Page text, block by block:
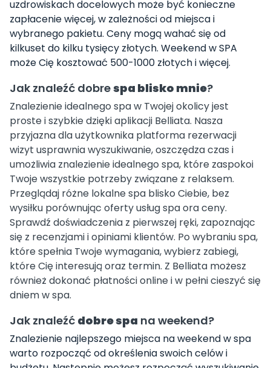
uzdrowiskach docelowych może być konieczne
zapłacenie więcej, w zależności od miejsca i
wybranego pakietu. Ceny mogą wahać się od
kilkuset do kilku tysięcy złotych. Weekend w SPA
może Cię kosztować 500-1000 złotych i więcej.
Jak znaleźć dobrespa blisko mnie?
Znalezienie idealnego spa w Twojej okolicy jest
proste i szybkie dzięki aplikacji Belliata. Nasza
przyjazna dla użytkownika platforma rezerwacji
wizyt usprawnia wyszukiwanie, oszczędza czas i
umożliwia znalezienie idealnego spa, które zaspokoi
Twoje wszystkie potrzeby związane z relaksem.
Przeglądaj różne lokalne spa blisko Ciebie, bez
wysiłku porównując oferty usług spa ora ceny.
Sprawdź doświadczenia z pierwszej ręki, zapoznając
się z recenzjami i opiniami klientów. Po wybraniu spa,
które spełnia Twoje wymagania, wybierz zabiegi,
które Cię interesują oraz termin. Z Belliata możesz
również dokonać płatności online i w pełni cieszyć się
dniem w spa.
Jak znaleźć dobre spa na weekend?
Znalezienie najlepszego miejsca na weekend w spa
warto rozpocząć od określenia swoich celów i